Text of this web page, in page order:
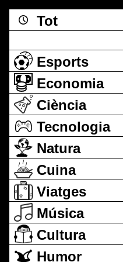
Tot
Esports
Economia
Ciència
Tecnologia
Natura
Cuina
Viatges
Música
Cultura
Humor